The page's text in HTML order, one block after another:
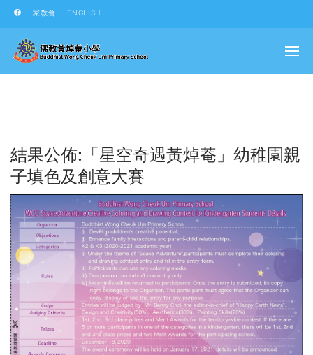
家教會 ENGLISH
結果公佈:「星空奇遇黃焯菴」幼稚園親
子填色及創意大賽